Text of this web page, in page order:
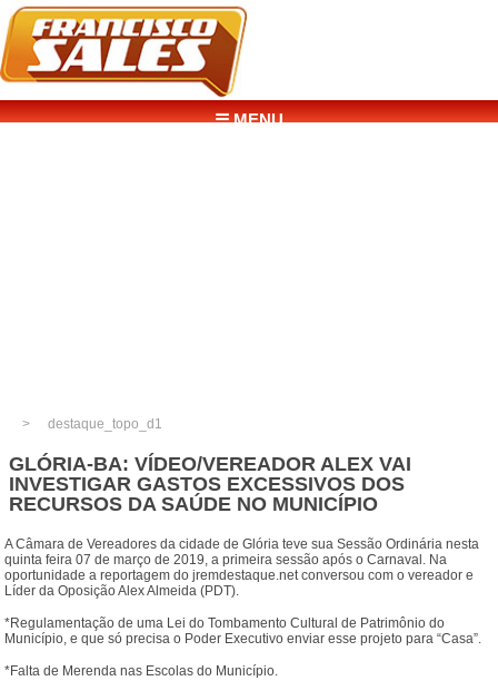
☰ MENU
destaque_topo_d1
GLÓRIA-BA: VÍDEO/VEREADOR ALEX VAI
INVESTIGAR GASTOS EXCESSIVOS DOS
RECURSOS DA SAÚDE NO MUNICÍPIO
A Câmara de Vereadores da cidade de Glória teve sua Sessão Ordinária nesta
quinta feira 07 de março de 2019, a primeira sessão após o Carnaval. Na
oportunidade a reportagem do jremdestaque.net conversou com o vereador e
Líder da Oposição Alex Almeida (PDT).
*Regulamentação de uma Lei do Tombamento Cultural de Patrimônio do
Município, e que só precisa o Poder Executivo enviar esse projeto para “Casa”.
*Falta de Merenda nas Escolas do Município.